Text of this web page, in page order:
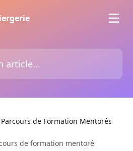
Parcours de Formation Mentorés
de formation mentoré